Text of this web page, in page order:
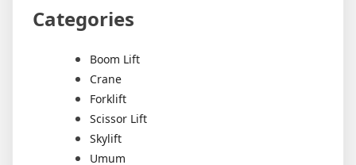
Categories
Boom Lift
Crane
Forklift
Scissor Lift
Skylift
Umum